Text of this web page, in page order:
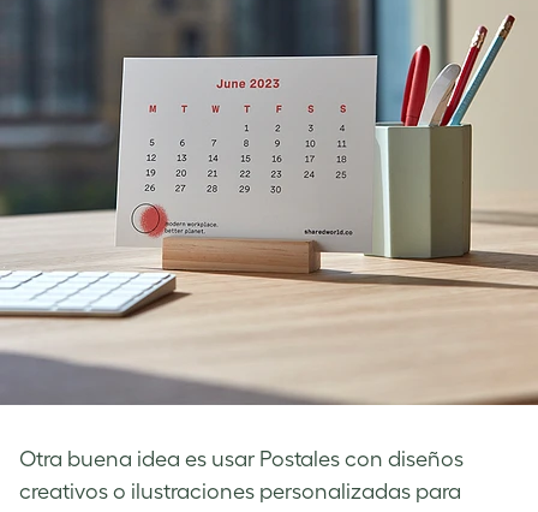
Otra buena idea es usar Postales con diseños
creativos o ilustraciones personalizadas para